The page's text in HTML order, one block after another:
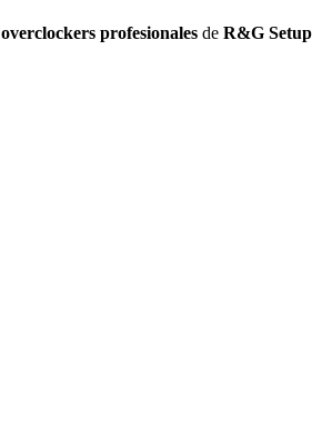
overclockers profesionales de R&G Setup